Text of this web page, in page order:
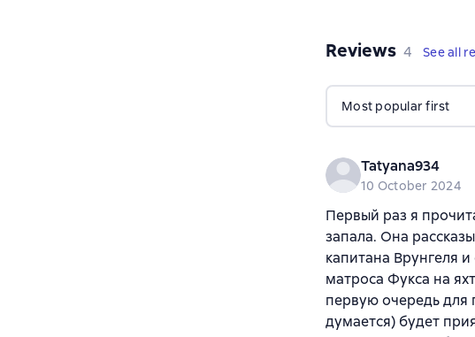
Reviews 4
4 See all
Most popular first
Tatyana934
10 October 2024
Первый раз я
запала. Она
капитана Врунгеля
матроса Фукса на
первую очередь
думается) будет